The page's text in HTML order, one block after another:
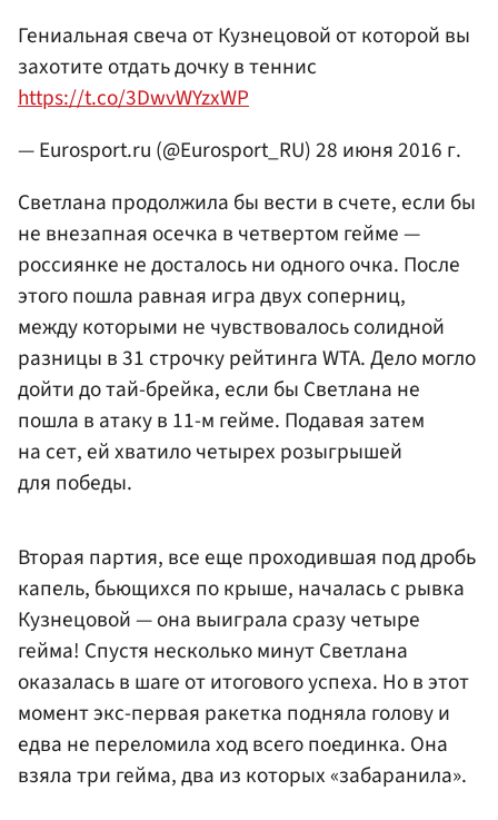
Гениальная свеча от Кузнецовой от которой вы
захотите отдать дочку в теннис
https://t.co/3DwvWYzxWP
— Eurosport.ru (@Eurosport_RU)28 июня 2016 г.
Светлана продолжила бы вести в счете, если бы
не внезапная осечка в четвертом гейме —
россиянке не досталось ни одного очка. После
этого пошла равная игра двух соперниц,
между которыми не чувствовалось солидной
разницы в 31 строчку рейтинга WTA. Дело могло
дойти до тай-брейка, если бы Светлана не
пошла в атаку в 11-м гейме. Подавая затем
на сет, ей хватило четырех розыгрышей
для победы.
Вторая партия, все еще проходившая под дробь
капель, бьющихся по крыше, началась с рывка
Кузнецовой — она выиграла сразу четыре
гейма! Спустя несколько минут Светлана
оказалась в шаге от итогового успеха. Но в этот
момент экс-первая ракетка подняла голову и
едва не переломила ход всего поединка. Она
взяла три гейма, два из которых «забаранила».